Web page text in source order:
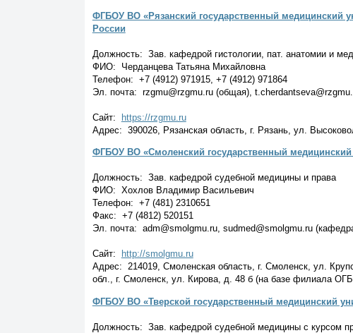
ФГБОУ ВО «Рязанский государственный медицинский
России
Должность: Зав. кафедрой гистологии, пат. анатомии и
ФИО: Черданцева Татьяна Михайловна
Телефон: +7 (4912) 971915, +7 (4912) 971864
Эл. почта: rzgmu@rzgmu.ru (общая),
Сайт:
https://rzgmu.ru
Адрес: 390026, Рязанская область, г. Рязань, ул.
ФГБОУ ВО «Смоленский государственный медицинский
Должность: Зав. кафедрой судебной медицины и права
ФИО: Хохлов Владимир Васильевич
Телефон: +7 (481) 2310651
Факс: +7 (4812) 520151
Эл. почта: adm@smolgmu.ru, sudmed@smolgmu.ru
Сайт:
http://smolgmu.ru
Адрес: 214019, Смоленская область, г. Смоленск, ул.
обл., г. Смоленск, ул. Кирова, д. 48 б (на базе филиала
ФГБОУ ВО «Тверской государственный медицинский
Должность: Зав. кафедрой судебной медицины с курсом